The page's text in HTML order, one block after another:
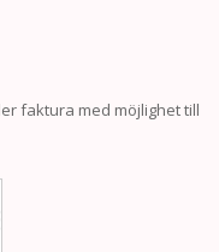
faktura med möjlighet till